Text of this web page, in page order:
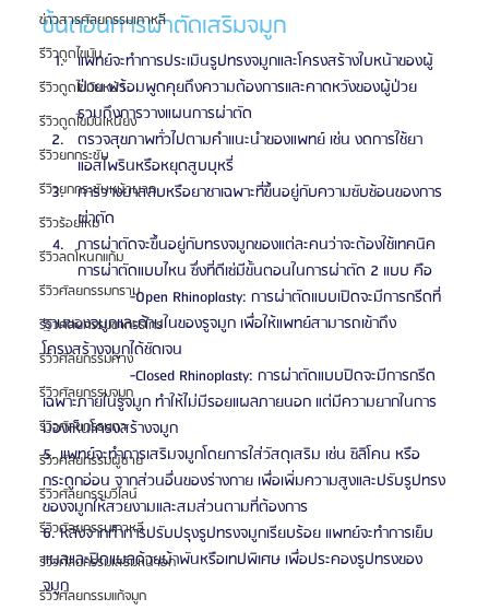
ข่าวสารศัลยกรรมเกาหลี
รีวิวดูดไขมัน
รีวิวดูดไขมันหน้า
รีวิวดูดไขมันเหนียง
รีวิวยกกระชับ
รีวิวยกกระชับหน้าผาก
รีวิวร้อยไหม
รีวิวลดโหนกแก้ม
รีวิวศัลยกรรมกราม
รีวิวศัลยกรรมขากรรไกร
รีวิวศัลยกรรมคาง
รีวิวศัลยกรรมจมูก
รีวิวศัลยกรรมตา
รีวิวศัลยกรรมผู้ชาย
รีวิวศัลยกรรมวีไลน์
รีวิวศัลยกรรมเกาหลี
รีวิวศัลยกรรมเสริมหน้าอก
รีวิวศัลยกรรมแก้จมูก
ขั้นตอนการผ่าตัดเสริมจมูก
แพทย์จะทำการประเมินรูปทรงจมูกและโครงสร้างใบหน้าของผู้
ป่วย พร้อมพูดคุยถึงความต้องการและคาดหวังของผู้ป่วย
รวมถึงการวางแผนการผ่าตัด
ตรวจสุขภาพทั่วไปตามคำแนะนำของแพทย์ เช่น งดการใช้ยา
แอสไพรินหรือหยุดสูบบุหรี่
การวางยาสลบหรือยาชาเฉพาะที่ขึ้นอยู่กับความซับซ้อนของการ
ผ่าตัด
การผ่าตัดจะขึ้นอยู่กับทรงจมูกของแต่ละคนว่าจะต้องใช้เทคนิค
การผ่าตัดแบบไหน ซึ่งที่ดีเซ่มีขั้นตอนในการผ่าตัด 2 แบบ คือ
		-Open Rhinoplasty: การผ่าตัดแบบเปิดจะมีการกรีดที่
ฐานของจมูกและด้านในของรูจมูก เพื่อให้แพทย์สามารถเข้าถึง
โครงสร้างจมูกได้ชัดเจน
		-Closed Rhinoplasty: การผ่าตัดแบบปิดจะมีการกรีด
เฉพาะภายในรูจมูก ทำให้ไม่มีรอยแผลภายนอก แต่มีความยากในการ
มองเห็นโครงสร้างจมูก
5. แพทย์จะทำการเสริมจมูกโดยการใส่วัสดุเสริม เช่น ซิลิโคน หรือ
กระดูกอ่อน จากส่วนอื่นของร่างกาย เพื่อเพิ่มความสูงและปรับรูปทรง
ของจมูกให้สวยงามและสมส่วนตามที่ต้องการ
6. หลังจากทำการปรับปรุงรูปทรงจมูกเรียบร้อย แพทย์จะทำการเย็บ
แผลและปิดแผลด้วยผ้าพันหรือเทปพิเศษ เพื่อประคองรูปทรงของ
จมูก